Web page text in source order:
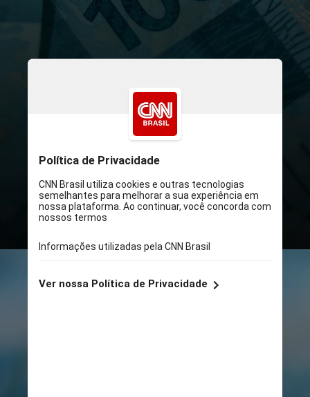
O valor total a ser reembolsado é
de R$ 292 milhões, sem
necessidade de ação pelos
beneficiários